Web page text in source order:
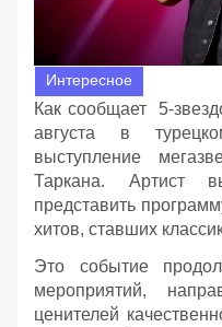
Интересное
Как сообщает 5-
августа в
выступление
Таркана. Артист
представить
хитов, ставших
Это событие
мероприятий,
ценителей